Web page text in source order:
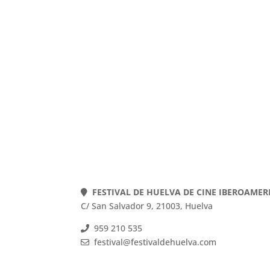
FESTIVAL DE HUELVA DE CINE
C/ San Salvador 9, 21003, Huelva
959 210 535
festival@festivaldehuelva.com